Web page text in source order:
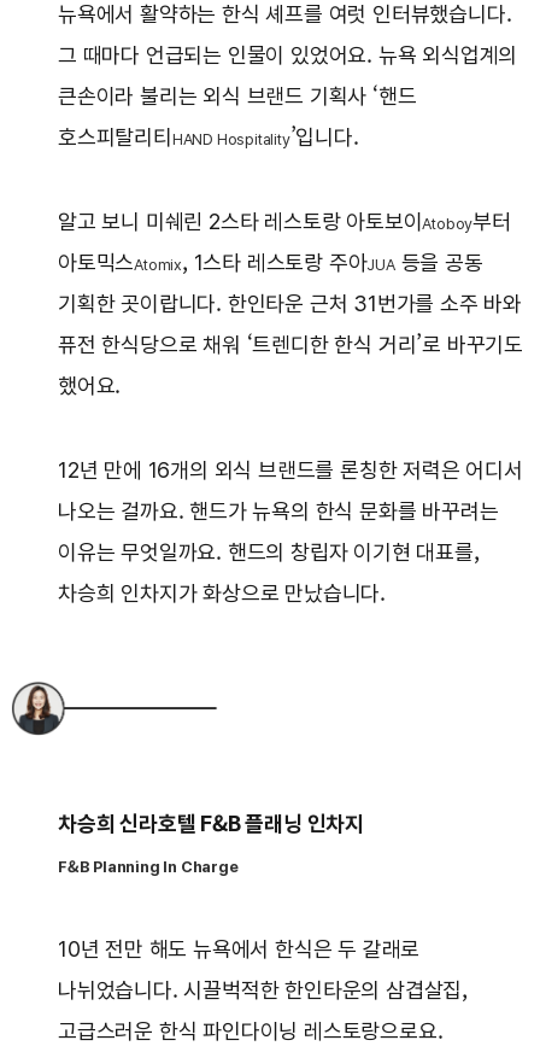
뉴욕에서 활약하는 한식 셰프를 여럿 인터뷰했습니다.
그 때마다 언급되는 인물이 있었어요. 뉴욕 외식업계의
큰손이라 불리는 외식 브랜드 기획사 ‘핸드
호스피탈리티 HAND Hospitality’입니다.
알고 보니 미쉐린 2스타 레스토랑 아토보이Atoboy부터
아토믹스Atomix, 1스타 레스토랑 주아JUA등을 공동
기획한 곳이랍니다. 한인타운 근처 31번가를 소주 바와
퓨전 한식당으로 채워 ‘트렌디한 한식 거리’로 바꾸기도
했어요.
12년 만에 16개의 외식 브랜드를 론칭한 저력은 어디서
나오는 걸까요. 핸드가 뉴욕의 한식 문화를 바꾸려는
이유는 무엇일까요. 핸드의 창립자 이기현 대표를,
차승희 인차지가 화상으로 만났습니다.
차승희 신라호텔 F&B 플래닝 인차지
F&B Planning In Charge
10년 전만 해도 뉴욕에서 한식은 두 갈래로
나뉘었습니다. 시끌벅적한 한인타운의 삼겹살집,
고급스러운 한식 파인다이닝 레스토랑으로요.